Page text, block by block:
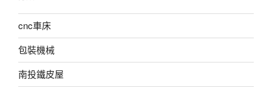
cnc車床
包裝機械
南投鐵皮屋